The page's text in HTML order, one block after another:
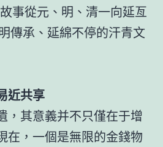
事從元、明、清一向延亙
傳承、延綿不停的汗青文
近共享
，其意義并不只僅在于增
在，一個是無限的金錢物